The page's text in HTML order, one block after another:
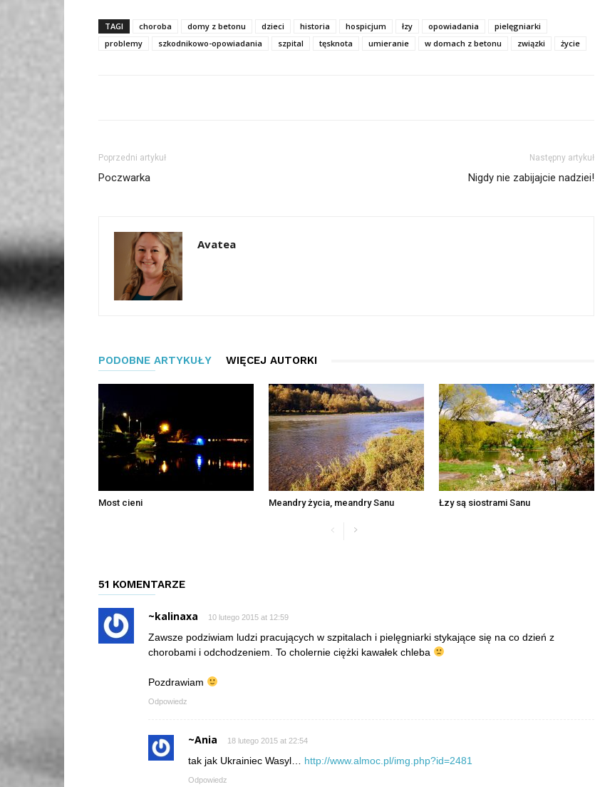
TAGI choroba domy z betonu dzieci historia hospicjum łzy opowiadania
pielęgniarki
problemy
szkodnikowo-opowiadania szpital tęsknota umieranie w domach z betonu związki życie
Poprzedni artykuł
Poczwarka
Następny artykuł
Nigdy nie zabijajcie nadziei!
Avatea
PODOBNE ARTYKUŁY WIĘCEJ AUTORKI
Most cieni Meandry życia, meandry Sanu Łzy są siostrami Sanu
51 KOMENTARZE
~kalinaxa 10 lutego 2015 at 12:59
Zawsze podziwiam ludzi pracujących w szpitalach i pielęgniarki stykające się na co dzień z
chorobami i odchodzeniem. To cholernie ciężki kawałek chleba
Pozdrawiam
Odpowiedz
~Ania 18 lutego 2015 at 22:54
tak jak Ukrainiec Wasyl… http://www.almoc.pl/img.php?id=2481
Odpowiedz